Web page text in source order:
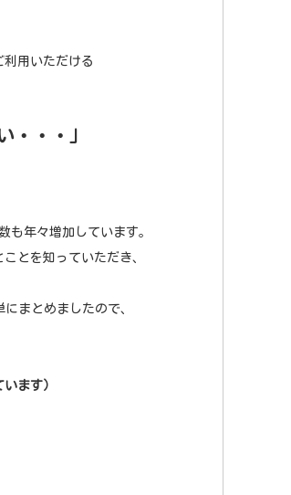
用いただける
・・・」
も年々増加しています。
とを知っていただき、
まとめましたので、
ます）